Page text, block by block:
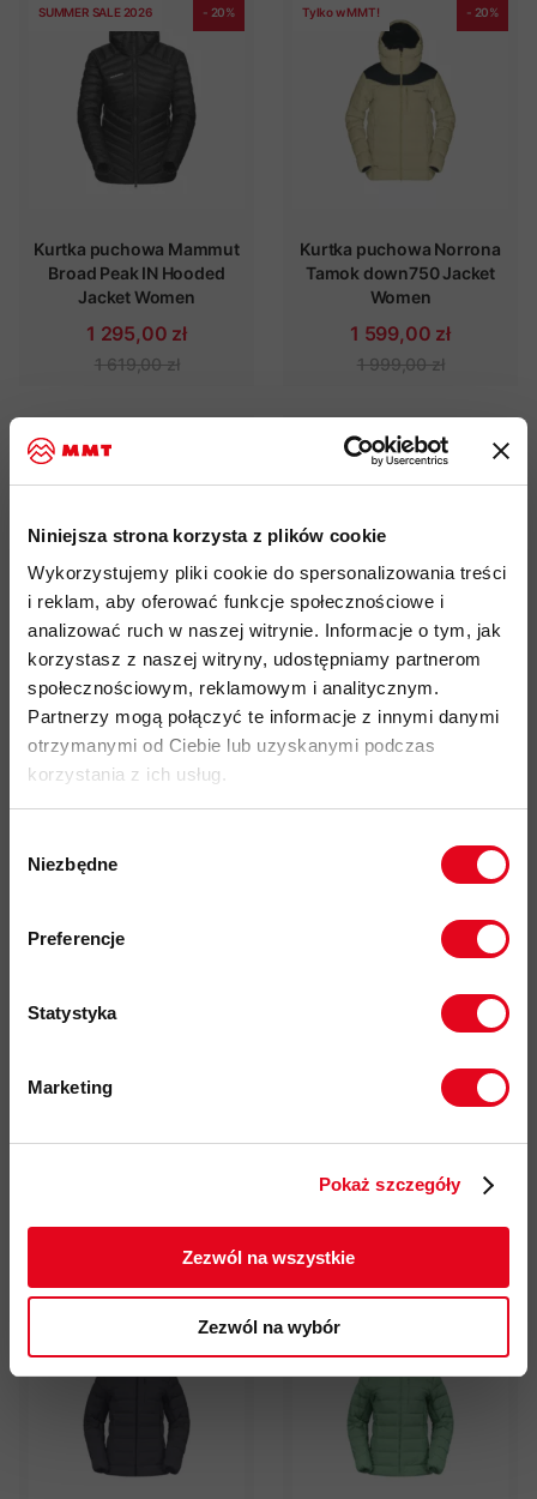
Niniejsza strona korzysta z plików cookie
Wykorzystujemy pliki cookie do spersonalizowania treści
i reklam, aby oferować funkcje społecznościowe i
analizować ruch w naszej witrynie. Informacje o tym, jak
korzystasz z naszej witryny, udostępniamy partnerom
społecznościowym, reklamowym i analitycznym.
Partnerzy mogą połączyć te informacje z innymi danymi
otrzymanymi od Ciebie lub uzyskanymi podczas
korzystania z ich usług.
zgody
Niezbędne
Preferencje
Statystyka
Marketing
Pokaż szczegóły
Zezwól na wszystkie
Zezwól na wybór
SUMMER SALE 2026 - 20%
Kurtka puchowa Mammut
Broad Peak IN Hooded
Jacket Women
1 295,00 zł
1 619,00 zł
Tylko w MMT! - 20%
Kurtka puchowa Norrona
Tamok down750 Jacket
Women
1 599,00 zł
1 999,00 zł
Tylko w MMT!
Kurtka puchowa Norrona
Tamok down750 Jacket
Women
1 599,00 zł
Tylko w MMT! - 20%
Płaszcz puchowy Norrona
Oslo Down750 Coat
Women
Tylko w MMT!
3 219,00 zł
- 20%
Kurtka puchowa Norrona
1 263,00 zł
1 579,00 zł
zgodnie z Polityką prywatności.